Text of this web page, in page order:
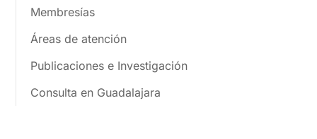
Membresías
Áreas de atención
Publicaciones e Investigación
Consulta en Guadalajara